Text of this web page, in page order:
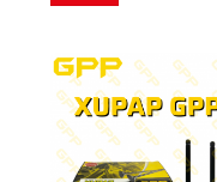
này
có
nhiều
biến
thể.